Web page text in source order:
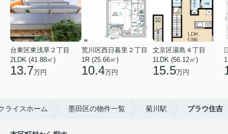
台東区東浅草２丁目
2LDK (41.88㎡)
13.7万円
荒川区西日暮里２丁目
1R (25.66㎡)
10.4万円
文京区湯島４丁目
1LDK (56.12㎡)
15.5万円
ライスホーム 墨田区の物件一覧 菊川駅 ブラウ住吉